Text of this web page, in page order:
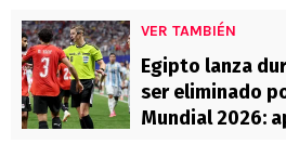
VER TAMBIÉN
Egipto lanza
ser eliminado
Mundial 2026: